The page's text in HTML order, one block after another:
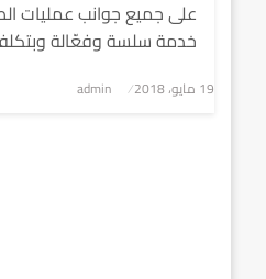
على جميع جوانب عمليات
خدمة سلسة وفعّالة
نُشر
19 مايو، 2018 admin